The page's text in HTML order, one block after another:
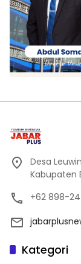
Desa
Kabupaten
+62 898-
Kategori